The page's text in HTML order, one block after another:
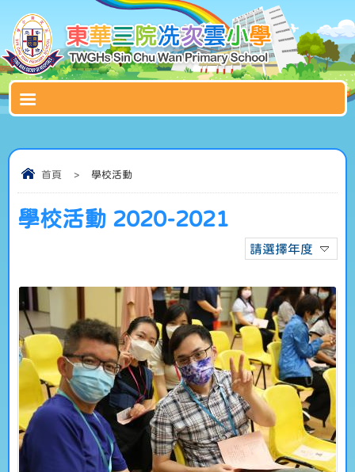
首頁 > 學校活動
學校活動 2020-2021
請選擇年度